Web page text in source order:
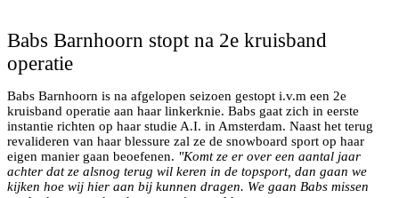
Babs Barnhoorn stopt na 2e kruisband
operatie
Babs Barnhoorn is na afgelopen seizoen gestopt i.v.m een 2e
kruisband operatie aan haar linkerknie. Babs gaat zich in eerste
instantie richten op haar studie A.I. in Amsterdam. Naast het terug
revalideren van haar blessure zal ze de snowboard sport op haar
eigen manier gaan beoefenen. "Komt ze er over een aantal jaar
achter dat ze alsnog terug wil keren in de topsport, dan gaan we
kijken hoe wij hier aan bij kunnen dragen. We gaan Babs missen